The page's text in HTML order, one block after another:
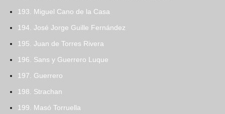
193. Miguel Cano de la Casa
194. José Jorge Guille Fernández
195. Juan de Torres Rivera
196. Sans y Guerrero Luque
197. Guerrero
198. Strachan
199. Masó Torruella